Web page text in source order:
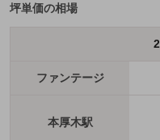
坪単価の相場
ファンテージ
本厚木駅